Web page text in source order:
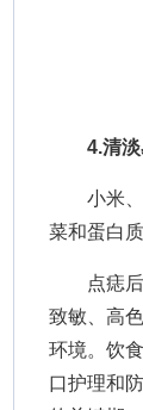
4.清
小米、
菜和蛋白
点痣后的
致敏、高
环境。饮
口护理和